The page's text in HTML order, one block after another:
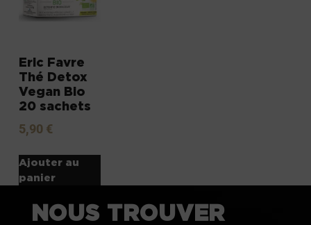
Eric Favre
Thé Detox
Vegan Bio
20 sachets
5,90 €
Ajouter au
panier
NOUS TROUVER